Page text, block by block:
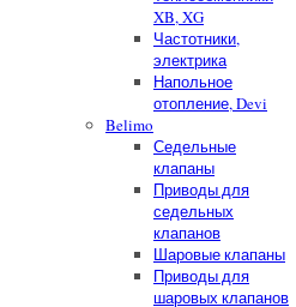
XB, XG
Частотники,
электрика
Напольное
отопление, Devi
Belimo
Седельные
клапаны
Приводы для
седельных
клапанов
Шаровые клапаны
Приводы для
шаровых клапанов